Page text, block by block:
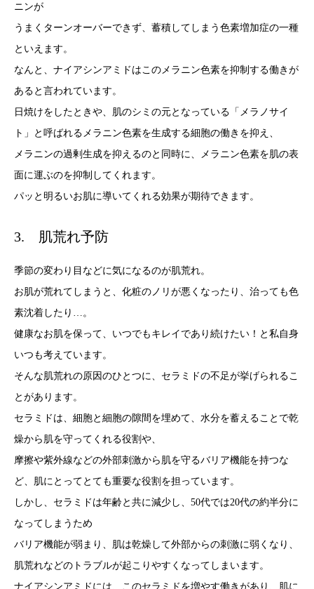
ニンが
うまくターンオーバーできず、蓄積してしまう色素増加症の一種
といえます。
なんと、ナイアシンアミドはこのメラニン色素を抑制する働きが
あると言われています。
日焼けをしたときや、肌のシミの元となっている「メラノサイ
ト」と呼ばれるメラニン色素を生成する細胞の働きを抑え、
メラニンの過剰生成を抑えるのと同時に、メラニン色素を肌の表
面に運ぶのを抑制してくれます。
パッと明るいお肌に導いてくれる効果が期待できます。
3. 肌荒れ予防
季節の変わり目などに気になるのが肌荒れ。
お肌が荒れてしまうと、化粧のノリが悪くなったり、治っても色
素沈着したり…。
健康なお肌を保って、いつでもキレイであり続けたい！と私自身
いつも考えています。
そんな肌荒れの原因のひとつに、セラミドの不足が挙げられるこ
とがあります。
セラミドは、細胞と細胞の隙間を埋めて、水分を蓄えることで乾
燥から肌を守ってくれる役割や、
摩擦や紫外線などの外部刺激から肌を守るバリア機能を持つな
ど、肌にとってとても重要な役割を担っています。
しかし、セラミドは年齢と共に減少し、50代では20代の約半分に
なってしまうため
バリア機能が弱まり、肌は乾燥して外部からの刺激に弱くなり、
肌荒れなどのトラブルが起こりやすくなってしまいます。
ナイアシンアミドには、このセラミドを増やす働きがあり、肌に